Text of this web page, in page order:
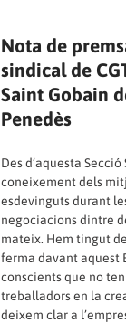
Nota de
sindical de
Saint Gobain
Penedès
Des d’aquesta
coneixement dels
esdevinguts durant
negociacions dintre
mateix. Hem tingut
ferma davant aquest
conscients que no
treballadors en la
deixem clar a